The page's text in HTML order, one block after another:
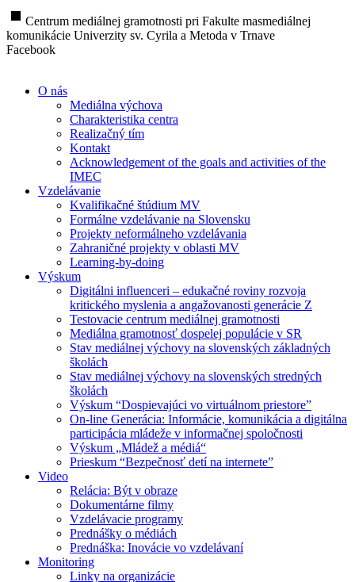
stop Centrum mediálnej gramotnosti pri Fakulte masmediálnej
komunikácie Univerzity sv. Cyrila a Metoda v Trnave
Facebook
O nás
Mediálna výchova
Charakteristika centra
Realizačný tím
Kontakt
Acknowledgement of the goals and activities of the
IMEC
Vzdelávanie
Kvalifikačné štúdium MV
Formálne vzdelávanie na Slovensku
Projekty neformálneho vzdelávania
Zahraničné projekty v oblasti MV
Learning-by-doing
Výskum
Digitálni influenceri – edukačné roviny rozvoja
kritického myslenia a angažovanosti generácie Z
Testovacie centrum mediálnej gramotnosti
Mediálna gramotnosť dospelej populácie v SR
Stav mediálnej výchovy na slovenských základných
školách
Stav mediálnej výchovy na slovenských stredných
školách
Výskum “Dospievajúci vo virtuálnom priestore”
On-line Generácia: Informácie, komunikácia a digitálna
participácia mládeže v informačnej spoločnosti
Výskum „Mládež a médiá“
Prieskum “Bezpečnosť detí na internete”
Video
Relácia: Být v obraze
Dokumentárne filmy
Vzdelávacie programy
Prednášky o médiách
Prednáška: Inovácie vo vzdelávaní
Monitoring
Linky na organizácie